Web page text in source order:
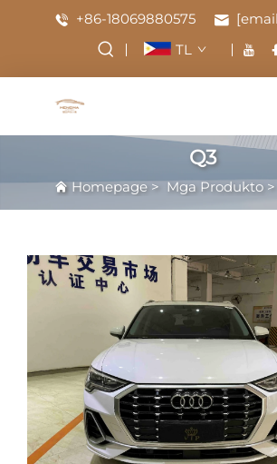
+86-18069880575
TL
Q3
Homepage> Mga Produkto>